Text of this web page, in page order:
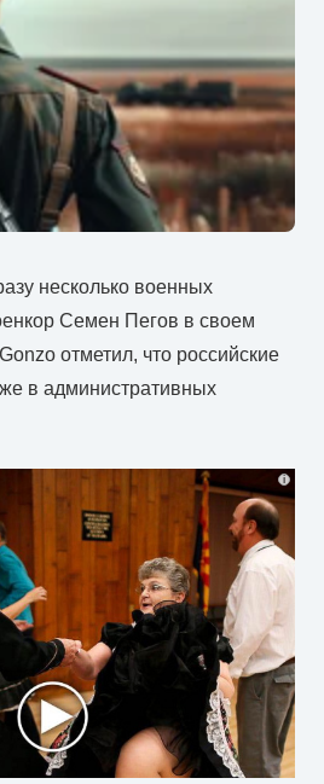
несколько военных
Семен Пегов в своем
отметил, что российские
в административных
i